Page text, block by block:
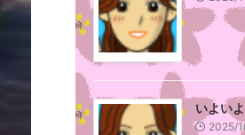
いよい
2025/